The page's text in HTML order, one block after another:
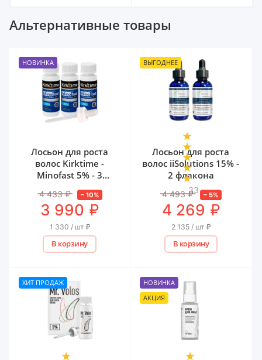
Альтернативные товары
НОВИНКА
Лосьон для роста
волос Kirktime -
Minofast 5% - 3
4 433 ₽ – 10%
3 990 ₽
1 330 / шт ₽
В корзину
ВЫГОДНЕЕ
33
Лосьон для роста
волос iiSolutions 15% -
2 флакона
4 493 ₽ – 5%
4 269 ₽
2 135 / шт ₽
В корзину
ХИТ ПРОДАЖ
НОВИНКА
АКЦИЯ